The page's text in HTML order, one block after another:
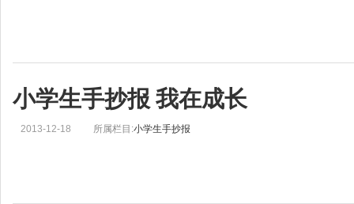
小学生手抄报 我在成长
2013-12-18 所属栏目:小学生手抄报